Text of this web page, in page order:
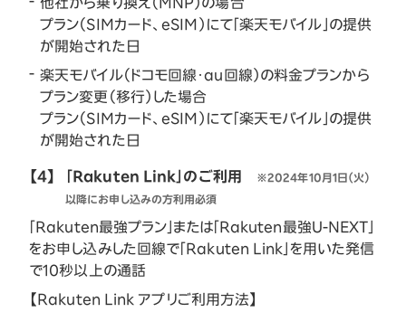
プラン（SIMカード、eSIM）にて「楽天モバイル」の提供
が開始された日
楽天モバイル（ドコモ回線・au回線）の料金プランから
プラン変更（移行）した場合
プラン（SIMカード、eSIM）にて「楽天モバイル」の提供
が開始された日
【4】 「Rakuten Link」のご利用
※2024年10月1日（火）
以降にお申し込みの方利用必須
「Rakuten最強プラン」または「Rakuten最強U-NEXT」
をお申し込みした回線で「Rakuten Link」を用いた発信
で10秒以上の通話
【Rakuten Link アプリご利用方法】